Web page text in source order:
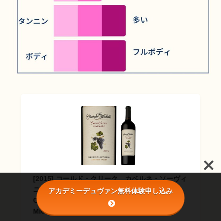
[2015] コールド・クリーク カベルネ・ソーヴィ
ニヨン シャトー・サン・ミッシェル [Cold
Creek Cabernet Sauvignon Chateau Ste
Michelle] （アメリカ／ワシントン）
アカデミーデュヴァン無料体験申し込み